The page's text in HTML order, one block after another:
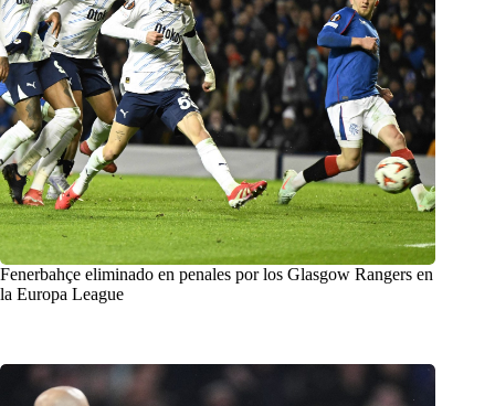
Fenerbahçe eliminado en penales por los Glasgow Rangers en
la Europa League